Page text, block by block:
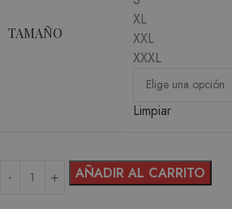
TAMAÑO
XL
XXL
XXXL
Limpiar
AÑADIR AL CARRITO